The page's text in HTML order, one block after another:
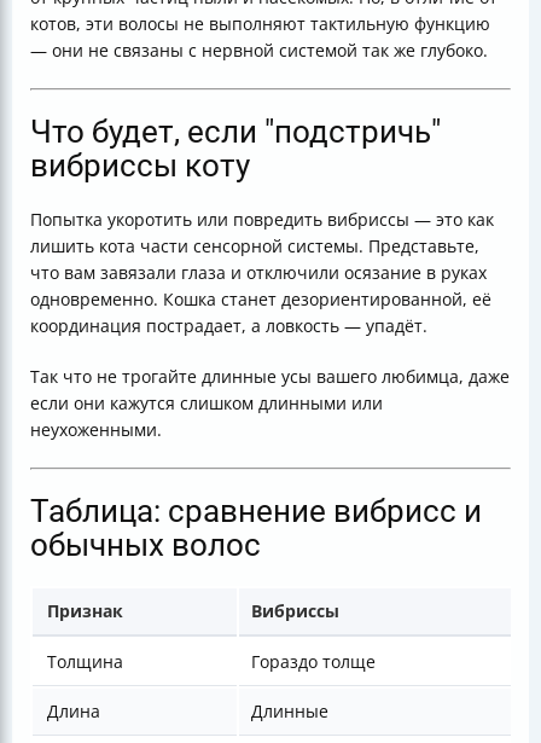
котов, эти волосы не выполняют тактильную функцию
— они не связаны с нервной системой так же глубоко.
Что будет, если "подстричь"
вибриссы коту
Попытка укоротить или повредить вибриссы — это как
лишить кота части сенсорной системы. Представьте,
что вам завязали глаза и отключили осязание в руках
одновременно. Кошка станет дезориентированной, её
координация пострадает, а ловкость — упадёт.
Так что не трогайте длинные усы вашего любимца, даже
если они кажутся слишком длинными или
неухоженными.
Таблица: сравнение вибрисс и
обычных волос
Признак Вибриссы
Толщина Гораздо толще
Длина Длинные